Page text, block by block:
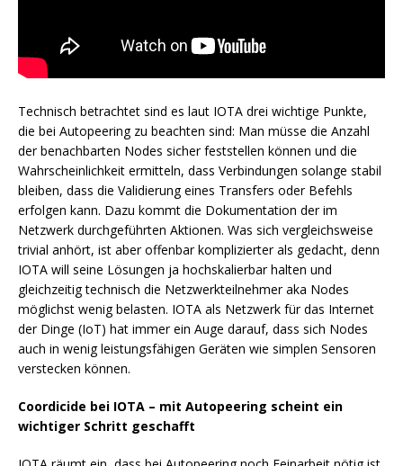
Technisch betrachtet sind es laut IOTA drei wichtige Punkte,
die bei Autopeering zu beachten sind: Man müsse die Anzahl
der benachbarten Nodes sicher feststellen können und die
Wahrscheinlichkeit ermitteln, dass Verbindungen solange stabil
bleiben, dass die Validierung eines Transfers oder Befehls
erfolgen kann. Dazu kommt die Dokumentation der im
Netzwerk durchgeführten Aktionen. Was sich vergleichsweise
trivial anhört, ist aber offenbar komplizierter als gedacht, denn
IOTA will seine Lösungen ja hochskalierbar halten und
gleichzeitig technisch die Netzwerkteilnehmer aka Nodes
möglichst wenig belasten. IOTA als Netzwerk für das Internet
der Dinge (IoT) hat immer ein Auge darauf, dass sich Nodes
auch in wenig leistungsfähigen Geräten wie simplen Sensoren
verstecken können.
Coordicide bei IOTA – mit Autopeering scheint ein
wichtiger Schritt geschafft